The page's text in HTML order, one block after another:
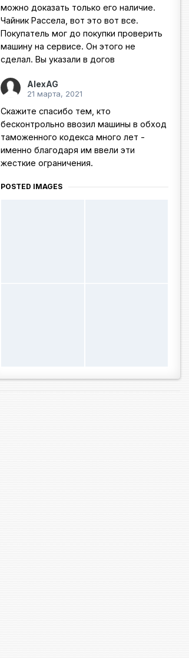
можно доказать только его наличие.
Чайник Рассела, вот это вот все.
Покупатель мог до покупки проверить
машину на сервисе. Он этого не
сделал. Вы указали в догов
AlexAG
21 марта, 2021
Скажите спасибо тем, кто
бесконтрольно ввозил машины в обход
таможенного кодекса много лет -
именно благодаря им ввели эти
жесткие ограничения.
POSTED IMAGES